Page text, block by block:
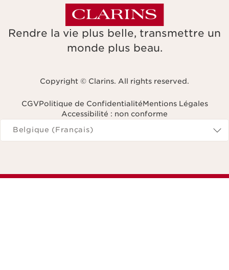
Rendre la vie plus belle, transmettre un
monde plus beau.
Copyright © Clarins. All rights reserved.
CGVPolitique de ConfidentialitéMentions Légales
Accessibilité : non conforme
Naviguer vers
Belgique (Français)